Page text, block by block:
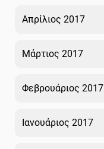
Απρίλιος 2017
Μάρτιος 2017
Φεβρουάριος 2017
Ιανουάριος 2017